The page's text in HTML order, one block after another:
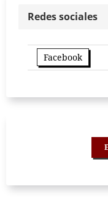
Redes sociales
Facebook